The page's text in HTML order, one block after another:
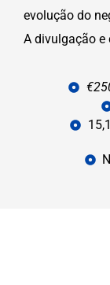
evolução do
A divulgação